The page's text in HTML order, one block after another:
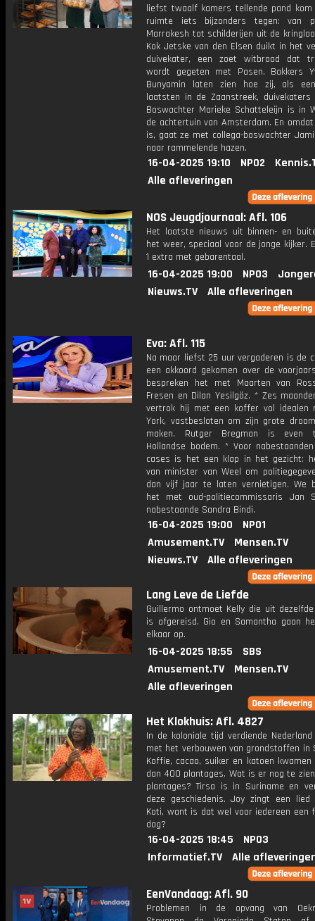
liefst twaalf kamers tellende pand
ruimte iets bijzonders tegen: van
Marrakesh tot schilderijen uit de
Kok Jetske van den Elsen duikt in het
duivekater, een zoet witbrood dat
wordt gegeten met Pasen. Bakkers
Bunyamin laten zien hoe zij, als
laatsten in de Zaanstreek, duivekaters
Boswachter Marieke Schatteleijn is in
de achtertuin van Amsterdam. En
is, gaat ze met collega-boswachter
naar rammelende hazen.
16-04-2025 19:10 NPO2
Alle afleveringen
NOS Jeugdjournaal: Afl. 106
Het laatste nieuws uit binnen- en
het weer, speciaal voor de jonge kijker.
1 extra met gebarentaal.
16-04-2025 19:00 NPO3
Nieuws.TV
Alle afleveringen
Eva: Afl. 115
Na maar liefst 25 uur vergaderen is de
een akkoord gekomen over de
bespreken het met Maarten van
Fresen en Dilan Yesilgöz. * Zes
vertrok hij met een koffer vol idealen
York, vastbesloten om zijn grote
maken. Rutger Bregman is even
Hollandse bodem. * Voor
cases is het een klap in het gezicht:
van minister van Weel om
dan vijf jaar te laten vernietigen. We
het met oud-politiecommissaris Jan
nabestaande Sandra Bindi.
16-04-2025 19:00
NPO1
Amusement.TV
Mensen.TV
Nieuws.TV
Alle afleveringen
Lang Leve de Liefde
Guillermo ontmoet Kelly die uit
is afgereisd. Gio en Samantha gaan
elkaar op.
16-04-2025 18:55
SBS
Amusement.TV
Mensen.TV
Alle afleveringen
Het Klokhuis: Afl. 4827
In de koloniale tijd verdiende
met het verbouwen van grondstoffen in
Koffie, cacao, suiker en katoen kwamen
dan 400 plantages. Wat is er nog te
plantages? Tirsa is in Suriname en
deze geschiedenis. Joy zingt een lied
Koti, want is dat wel voor iedereen een
dag?
16-04-2025 18:45
NPO3
Informatief.TV
Alle
EenVandaag: Afl. 90
Problemen in de opvang van